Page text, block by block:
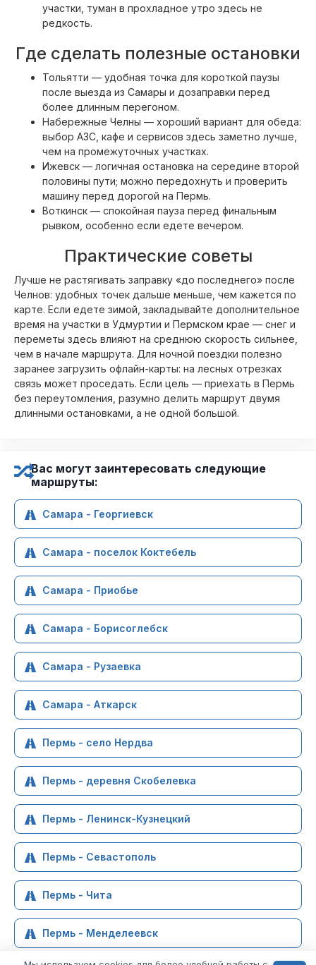
участки, туман в прохладное утро здесь не
редкость.
Где сделать полезные остановки
Тольятти — удобная точка для короткой паузы
после выезда из Самары и дозаправки перед
более длинным перегоном.
Набережные Челны — хороший вариант для обеда:
выбор АЗС, кафе и сервисов здесь заметно лучше,
чем на промежуточных участках.
Ижевск — логичная остановка на середине второй
половины пути; можно передохнуть и проверить
машину перед дорогой на Пермь.
Воткинск — спокойная пауза перед финальным
рывком, особенно если едете вечером.
Практические советы
Лучше не растягивать заправку «до последнего» после
Челнов: удобных точек дальше меньше, чем кажется по
карте. Если едете зимой, закладывайте дополнительное
время на участки в Удмуртии и Пермском крае — снег и
переметы здесь влияют на среднюю скорость сильнее,
чем в начале маршрута. Для ночной поездки полезно
заранее загрузить офлайн-карты: на лесных отрезках
связь может проседать. Если цель — приехать в Пермь
без переутомления, разумно делить маршрут двумя
длинными остановками, а не одной большой.
Вас могут заинтересовать следующие
маршруты:
Самара - Георгиевск
Самара - поселок Коктебель
Самара - Приобье
Самара - Борисоглебск
Самара - Рузаевка
Самара - Аткарск
Пермь - село Нердва
Пермь - деревня Скобелевка
Пермь - Ленинск-Кузнецкий
Пермь - Севастополь
Пермь - Чита
Пермь - Менделеевск